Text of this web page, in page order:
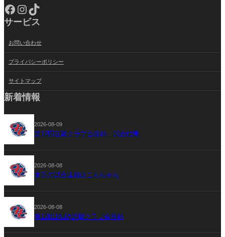
Facebook Instagram TikTok
サービス
お問い合わせ
プライバシーポリシー
サイトマップ
新着情報
2026-08-09
第12回近畿クラブ会長杯 試合結果
2026-08-08
本日の試合速報はこちらから
2026-08-08
第12回JABA近畿クラブ会長杯